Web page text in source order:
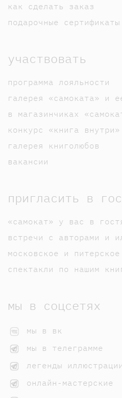
как сделать заказ
подарочные
участвовать
программа лояльности
галерея «самоката» и
в магазинчиках
конкурс «книга внутри»
галерея книголюбов
вакансии
пригласить в
«самокат» у вас в
встречи с авторами и
московское и
спектакли по нашим
мы в соцсетях
мы в вк
мы в телеграмме
легенды иллюстрации
онлайн-мастерские